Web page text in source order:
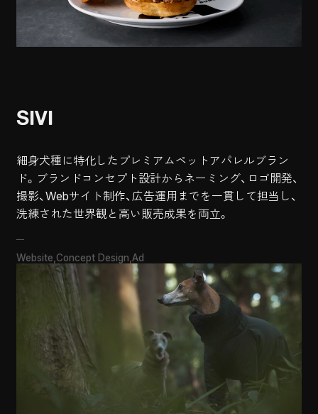
SIVI
細身犬種に特化したプレミアムペットアパレルブラン
ド。ブランドコンセプト設計からネーミング、ロゴ開発、
撮影、Webサイト制作、広告運用までを一貫して担当し、
Website Concept Design Ad